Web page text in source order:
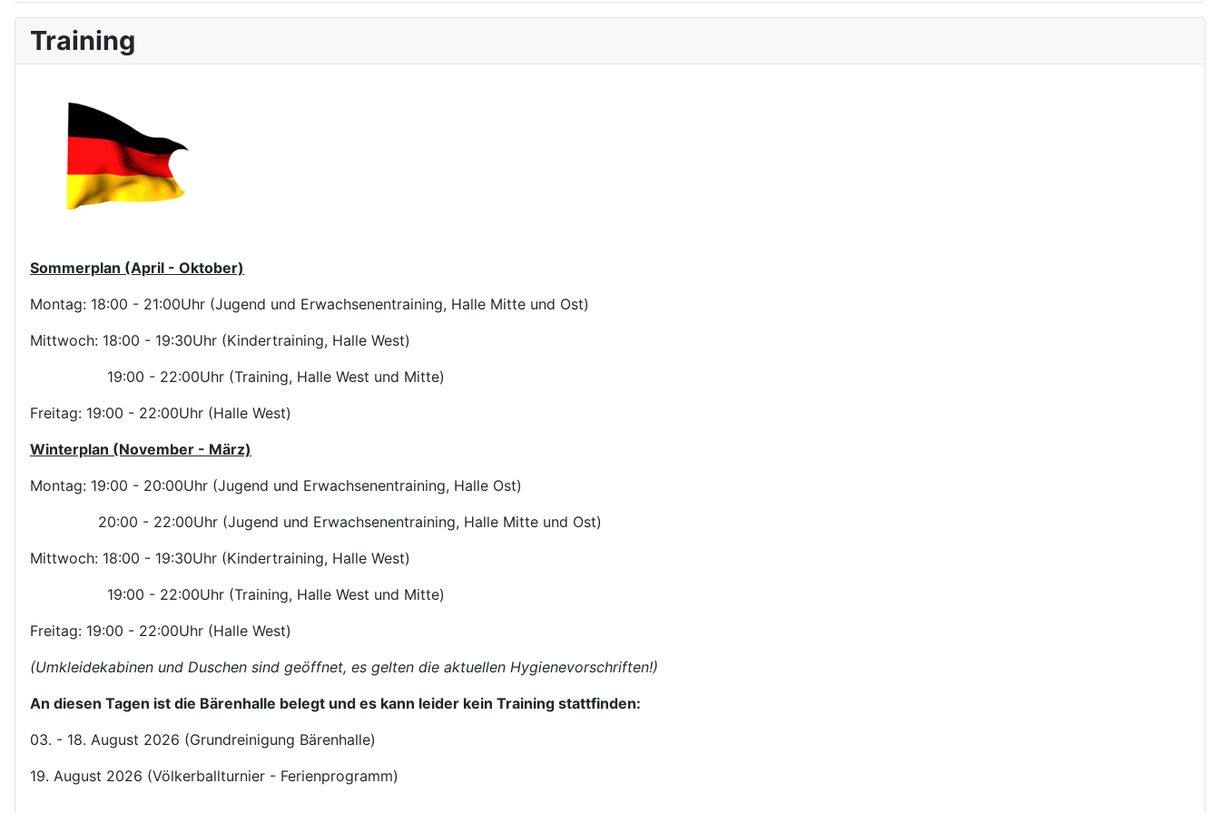
Training
Sommerplan (April - Oktober)
Montag: 18:00 - 21:00Uhr (Jugend und Erwachsenentraining, Halle Mitte und Ost)
Mittwoch: 18:00 - 19:30Uhr (Kindertraining, Halle West)
19:00 - 22:00Uhr (Training, Halle West und Mitte)
Freitag: 19:00 - 22:00Uhr (Halle West)
Winterplan (November - März)
Montag: 19:00 - 20:00Uhr (Jugend und Erwachsenentraining, Halle Ost)
20:00 - 22:00Uhr (Jugend und Erwachsenentraining, Halle Mitte und Ost)
Mittwoch: 18:00 - 19:30Uhr (Kindertraining, Halle West)
19:00 - 22:00Uhr (Training, Halle West und Mitte)
Freitag: 19:00 - 22:00Uhr (Halle West)
(Umkleidekabinen und Duschen sind geöffnet, es gelten die aktuellen Hygienevorschriften!)
An diesen Tagen ist die Bärenhalle belegt und es kann leider kein Training stattfinden:
03. - 18. August 2026 (Grundreinigung Bärenhalle)
19. August 2026 (Völkerballturnier - Ferienprogramm)